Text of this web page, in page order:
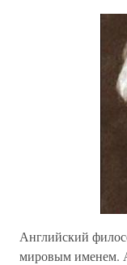
Английский
мировым именем.